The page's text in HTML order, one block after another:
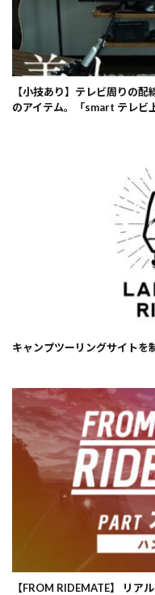
【小技あり】テレビ周りの
のアイテム。「smart テレビ
キャンプツーリングサイトを
【FROM RIDEMATE】 リア